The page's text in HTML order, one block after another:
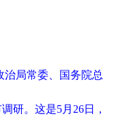
治局常委、国务院总
研。这是5月26日，